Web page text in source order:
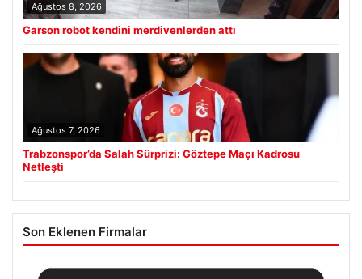
Ağustos 8, 2026
Garson robot kendini merdivenlerden attı
Ağustos 7, 2026
Trabzonspor’da Salah Sürprizi: Göztepe Maçı Kadrosu
Netleşti
Son Eklenen Firmalar